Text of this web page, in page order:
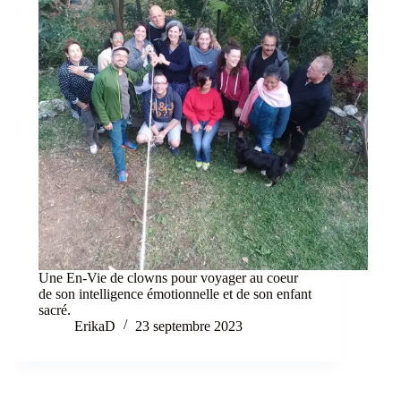
Une En-Vie de clowns pour voyager au coeur
de son intelligence émotionnelle et de son enfant
sacré.
ErikaD
23 septembre 2023